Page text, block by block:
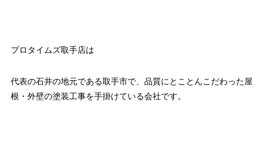
プロタイムズ取手店は
代表の石井の地元である取手市で、品質にとことんこだわった屋
根・外壁の塗装工事を手掛けている会社です。